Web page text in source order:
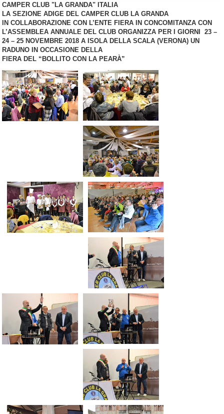
CAMPER CLUB "LA GRANDA" ITALIA
LA SEZIONE ADIGE DEL CAMPER CLUB LA GRANDA
IN COLLABORAZIONE CON L’ENTE FIERA IN CONCOMITANZA CON
L’ASSEMBLEA ANNUALE DEL CLUB ORGANIZZA PER I GIORNI 23 –
24 – 25 NOVEMBRE 2018 A ISOLA DELLA SCALA (VERONA) UN
RADUNO IN OCCASIONE DELLA
FIERA DEL “BOLLITO CON LA PEARÀ”